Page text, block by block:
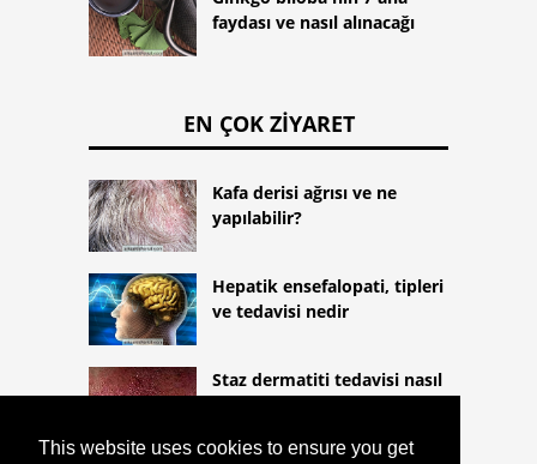
This website uses cookies to ensure you get
faydası ve nasıl alınacağı
EN ÇOK ZIYARET
Kafa derisi ağrısı ve ne
yapılabilir?
Hepatik ensefalopati, tipleri
ve tedavisi nedir
Staz dermatiti tedavisi nasıl